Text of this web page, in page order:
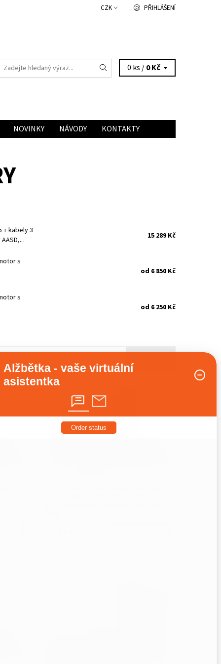
CZK PŘIHLÁŠENÍ
0 ks /0 Kč
NOVINKY NÁVODY
KONTAKTY
+ kabely 3
15 289 Kč
s
od 6 850 Kč
s
od 6 250 Kč
a
Kompletní AC servo sada 400 W s
brzdou obsahuje servo driver T3D, 400W
AC servo motor s integrovanou
elektromagnetickou...
Dostupnost:
Na dotaz
2459/3M
Alžbětka - vaše virtuální
asistentka
Order status